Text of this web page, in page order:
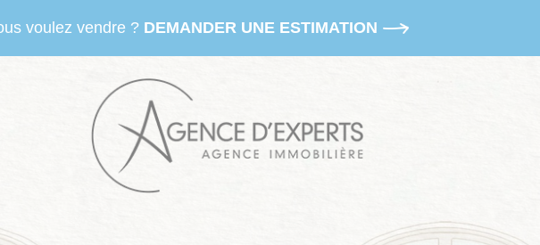
voulez vendre ? DEMANDER UNE ESTIMATION